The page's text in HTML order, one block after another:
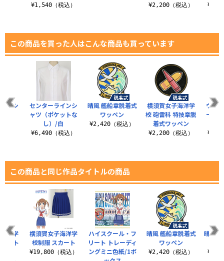
¥2,200（税込）
¥1,540（税込）
この商品を買った人はこんな商品も買っています
晴風 艦船章脱着式
ワッペン
¥2,420（税込）
横須賀女子海洋学
校 砲雷科 特技章脱
着式ワッペン
¥2,200（税込）
ウル
ーバ
袖シ
センターラインシ
ャツ（ポケットな
し）/白
¥6,490（税込）
この商品と同じ作品タイトルの商品
ハイスクール・フ
リート トレーディ
ングミニ色紙/1ボ
晴風 艦船章脱着式
ワッペン
¥2,420（税込）
晴風II
洋学
ット
横須賀女子海洋学
校制服 スカート
¥19,800（税込）